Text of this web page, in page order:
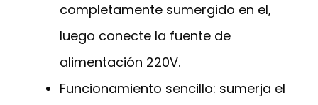
completamente sumergido en el,
luego conecte la fuente de
alimentación 220V.
Funcionamiento sencillo: sumerja el